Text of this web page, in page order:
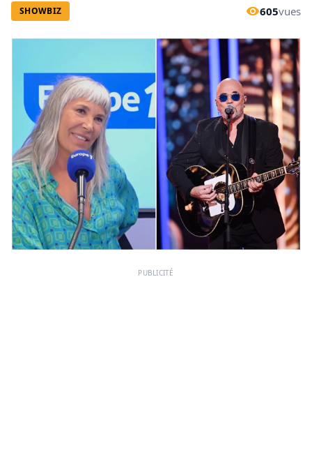
SHOWBIZ 605vues
PUBLICITÉ